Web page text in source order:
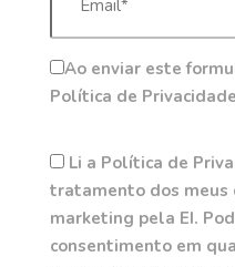
Ao enviar este
Política de
Li a Política de
tratamento dos meus
marketing pela EI.
consentimento em